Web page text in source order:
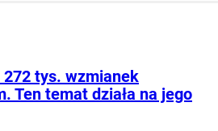
tys. wzmianek
Ten temat działa na jego